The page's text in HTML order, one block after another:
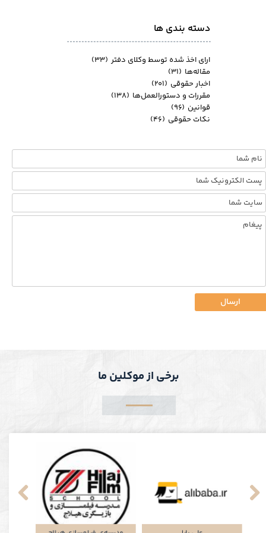
ارسال
دسته بندی ها
ارای اخذ شده توسط وکلای دفتر (۳۳)
مقاله‌ها (۳۱)
اخبار حقوقی (۲۰۱)
مقررات و دستورالعمل‌ها (۱۳۸)
قوانین (۹۶)
نکات حقوقی (۴۶)
برخی از موکلین ما